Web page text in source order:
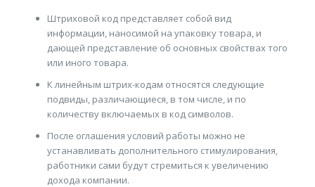
Штриховой код представляет собой вид
информации, наносимой на упаковку товара, и
дающей представление об основных свойствах того
или иного товара.
К линейным штрих-кодам относятся следующие
подвиды, различающиеся, в том числе, и по
количеству включаемых в код символов.
После оглашения условий работы можно не
устанавливать дополнительного стимулирования,
работники сами будут стремиться к увеличению
дохода компании.